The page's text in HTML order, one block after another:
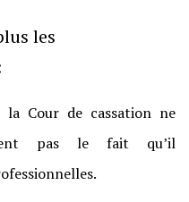
les
Cour de cassation ne
pas le fait qu’il